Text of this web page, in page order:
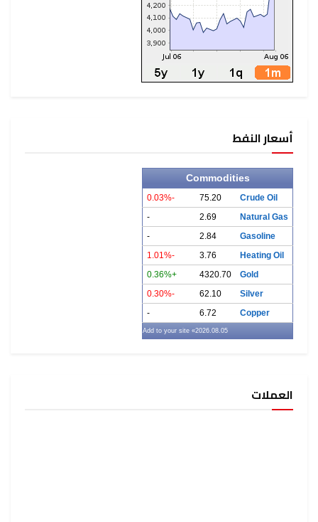
أسعار النفط
Commodities
Crude Oil
75.20
-0.03%
Natural Gas
2.69
-
Gasoline
2.84
-
Heating Oil
3.76
-1.01%
Gold
4320.70
+0.36%
Silver
62.10
-0.30%
Copper
6.72
-
2026.08.05
» Add to your site
العملات